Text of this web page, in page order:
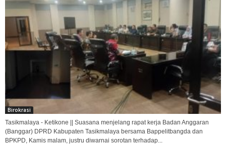
Birokrasi
Tasikmalaya - Ketikone || Suasana menjelang rapat kerja Badan Anggaran
(Banggar) DPRD Kabupaten Tasikmalaya bersama Bappelitbangda dan
BPKPD, Kamis malam, justru diwarnai sorotan terhadap...